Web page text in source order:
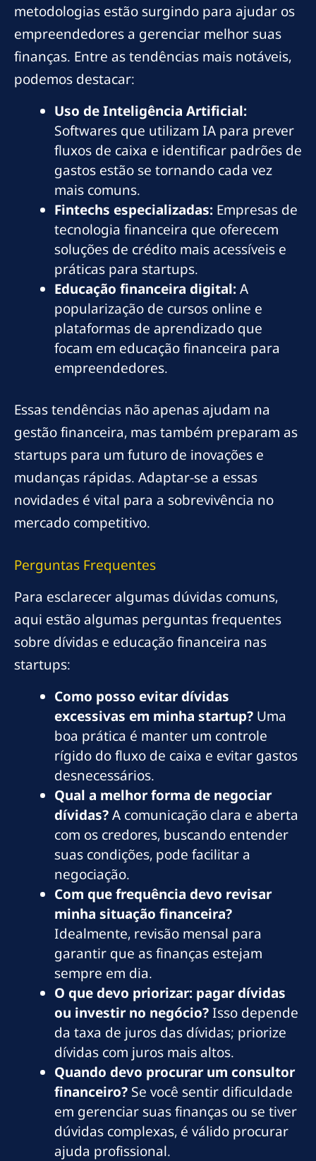
metodologias estão surgindo para ajudar os
empreendedores a gerenciar melhor suas
finanças. Entre as tendências mais notáveis,
podemos destacar:
Uso de Inteligência Artificial:
Softwares que utilizam IA para prever
fluxos de caixa e identificar padrões de
gastos estão se tornando cada vez
mais comuns.
Fintechs especializadas: Empresas de
tecnologia financeira que oferecem
soluções de crédito mais acessíveis e
práticas para startups.
Educação financeira digital:A
popularização de cursos online e
plataformas de aprendizado que
focam em educação financeira para
empreendedores.
Essas tendências não apenas ajudam na
gestão financeira, mas também preparam as
startups para um futuro de inovações e
mudanças rápidas. Adaptar-se a essas
novidades é vital para a sobrevivência no
mercado competitivo.
Perguntas Frequentes
Para esclarecer algumas dúvidas comuns,
aqui estão algumas perguntas frequentes
sobre dívidas e educação financeira nas
startups:
Como posso evitar dívidas
excessivas em minha startup? Uma
boa prática é manter um controle
rígido do fluxo de caixa e evitar gastos
desnecessários.
Qual a melhor forma de negociar
dívidas?A comunicação clara e aberta
com os credores, buscando entender
suas condições, pode facilitar a
negociação.
Com que frequência devo revisar
minha situação financeira?
Idealmente, revisão mensal para
garantir que as finanças estejam
sempre em dia.
O que devo priorizar: pagar dívidas
ou investir no negócio? Isso depende
da taxa de juros das dívidas; priorize
dívidas com juros mais altos.
Quando devo procurar um consultor
financeiro? Se você sentir dificuldade
em gerenciar suas finanças ou se tiver
dúvidas complexas, é válido procurar
ajuda profissional.